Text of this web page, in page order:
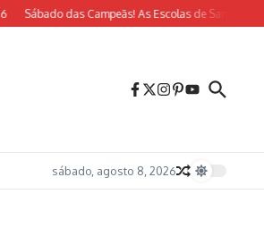
Sábado das Campeãs! As Escolas de Samba do Rio
sábado, agosto 8, 2026